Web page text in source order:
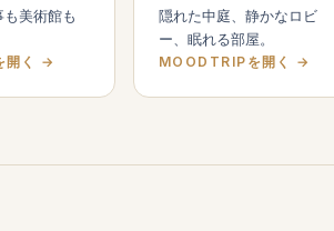
美術館も
開く →
隠れた中庭、静かなロビ
ー、眠れる部屋。
MOODTRIPを開く →